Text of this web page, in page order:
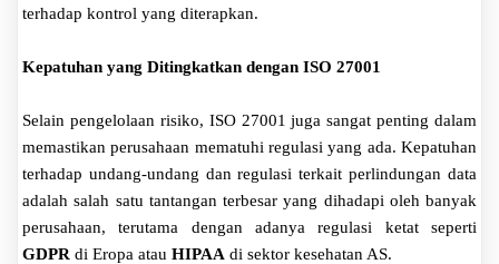
terhadap kontrol yang diterapkan.
Kepatuhan yang Ditingkatkan dengan ISO 27001
Selain pengelolaan risiko, ISO 27001 juga sangat penting dalam
memastikan perusahaan mematuhi regulasi yang ada. Kepatuhan
terhadap undang-undang dan regulasi terkait perlindungan data
adalah salah satu tantangan terbesar yang dihadapi oleh banyak
perusahaan, terutama dengan adanya regulasi ketat seperti
GDPR di Eropa atau HIPAA di sektor kesehatan AS.